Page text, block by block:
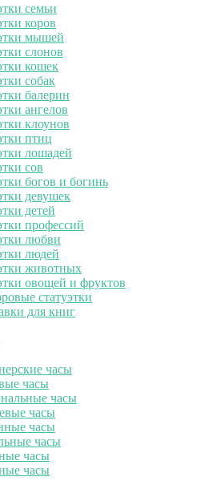
семьи
коров
мышей
слонов
кошек
собак
балерин
ангелов
клоунов
птиц
лошадей
сов
богов и богинь
девушек
детей
профессий
любви
людей
животных
овощей и фруктов
статуэтки
для книг
часы
часы
часы
часы
часы
часы
часы
часы